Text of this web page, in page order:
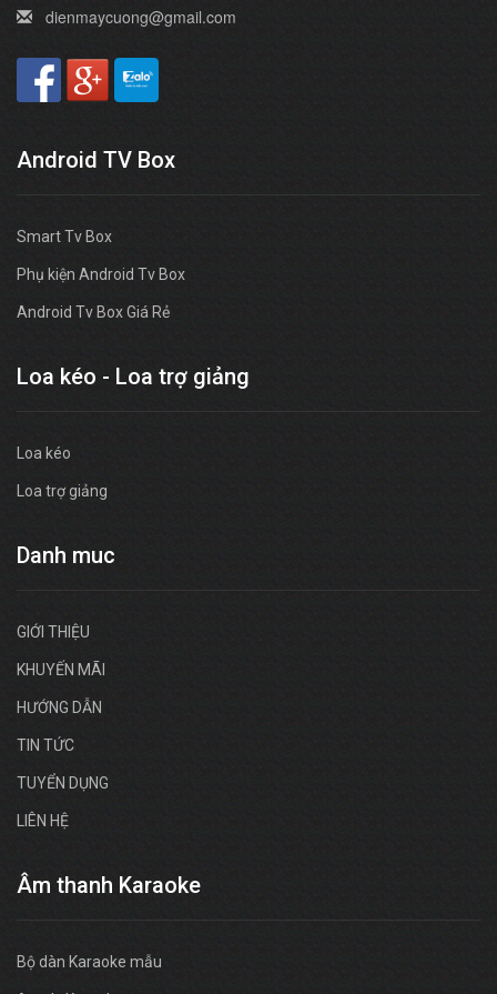
dienmaycuong@gmail.com
Android TV Box
Smart Tv Box
Phụ kiện Android Tv Box
Android Tv Box Giá Rẻ
Loa kéo - Loa trợ giảng
Loa kéo
Loa trợ giảng
Danh muc
GIỚI THIỆU
KHUYẾN MÃI
HƯỚNG DẪN
TIN TỨC
TUYỂN DỤNG
LIÊN HỆ
Âm thanh Karaoke
Bộ dàn Karaoke mẫu